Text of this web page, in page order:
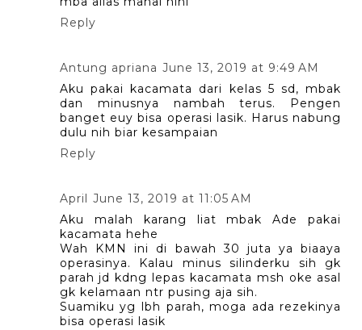
Reply
Antung apriana June 13, 2019 at 9:49 AM
Aku pakai kacamata dari kelas 5 sd, mbak
dan minusnya nambah terus. Pengen
banget euy bisa operasi lasik. Harus nabung
dulu nih biar kesampaian
Reply
April June 13, 2019 at 11:05 AM
Aku malah karang liat mbak Ade pakai
kacamata hehe
Wah KMN ini di bawah 30 juta ya biaaya
operasinya. Kalau minus silinderku sih gk
parah jd kdng lepas kacamata msh oke asal
gk kelamaan ntr pusing aja sih.
Suamiku yg lbh parah, moga ada rezekinya
bisa operasi lasik